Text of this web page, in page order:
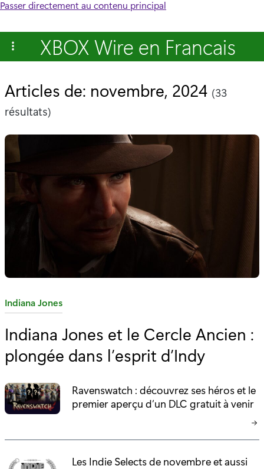
Passer directement au contenu principal
XBOX Wire en Francais
Articles de: novembre, 2024 (33
résultats)
C
g
o
r
i
Indiana Jones
Indiana Jones et le Cercle Ancien :
plongée dans l’esprit d’Indy
Ravenswatch : découvrez ses héros et le
premier aperçu d’un DLC gratuit à venir
Les Indie Selects de novembre et aussi